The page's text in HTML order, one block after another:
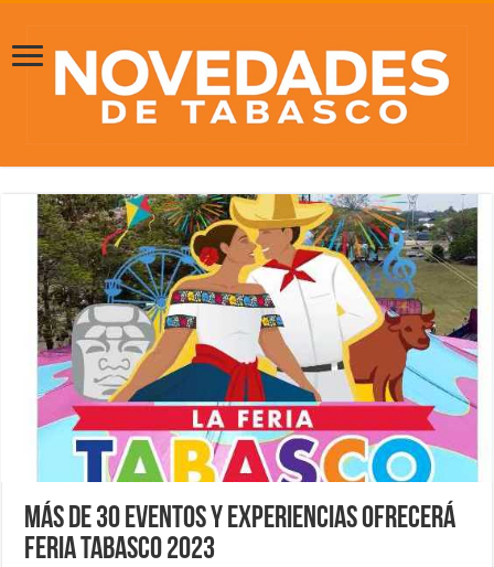
Más de 30 eventos y experiencias ofrecerá
Feria Tabasco 2023